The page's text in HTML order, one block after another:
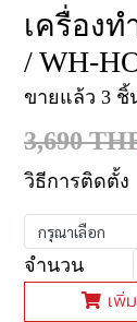
เครื่องท
/ WH-
ขายแล้ว 3 ชิ้
3,690
วิธีการติดตั้ง
กรุณาเลือก
จำนวน
เพิ่